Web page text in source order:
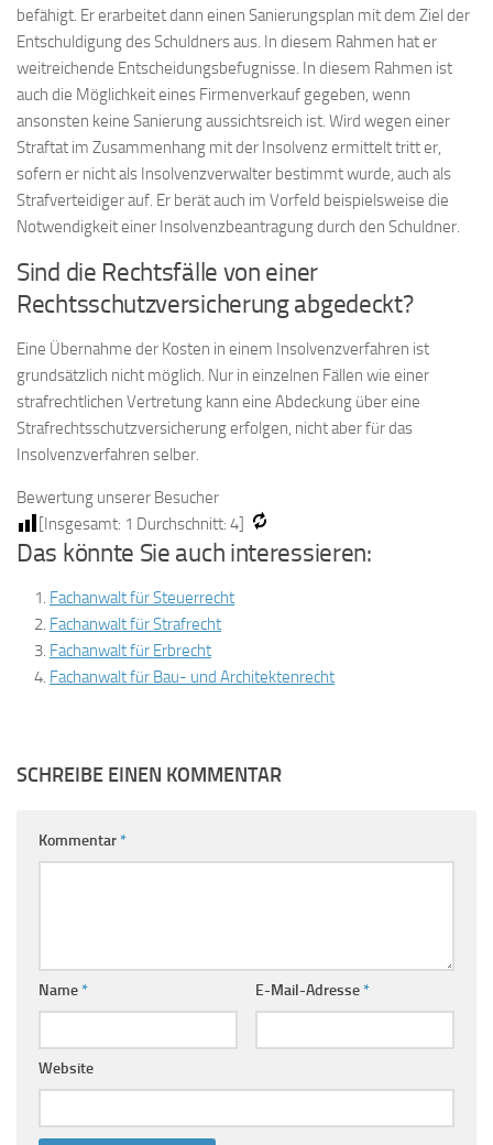
befähigt. Er erarbeitet dann einen Sanierungsplan mit dem Ziel der
Entschuldigung des Schuldners aus. In diesem Rahmen hat er
weitreichende Entscheidungsbefugnisse. In diesem Rahmen ist
auch die Möglichkeit eines Firmenverkauf gegeben, wenn
ansonsten keine Sanierung aussichtsreich ist. Wird wegen einer
Straftat im Zusammenhang mit der Insolvenz ermittelt tritt er,
sofern er nicht als Insolvenzverwalter bestimmt wurde, auch als
Strafverteidiger auf. Er berät auch im Vorfeld beispielsweise die
Notwendigkeit einer Insolvenzbeantragung durch den Schuldner.
Sind die Rechtsfälle von einer
Rechtsschutzversicherung abgedeckt?
Eine Übernahme der Kosten in einem Insolvenzverfahren ist
grundsätzlich nicht möglich. Nur in einzelnen Fällen wie einer
strafrechtlichen Vertretung kann eine Abdeckung über eine
Strafrechtsschutzversicherung erfolgen, nicht aber für das
Insolvenzverfahren selber.
Bewertung unserer Besucher
[Insgesamt: 1 Durchschnitt: 4]
Das könnte Sie auch interessieren:
Fachanwalt für Steuerrecht
Fachanwalt für Strafrecht
Fachanwalt für Erbrecht
Fachanwalt für Bau- und Architektenrecht
SCHREIBE EINEN KOMMENTAR
Kommentar*
Name* E-Mail-Adresse*
Website